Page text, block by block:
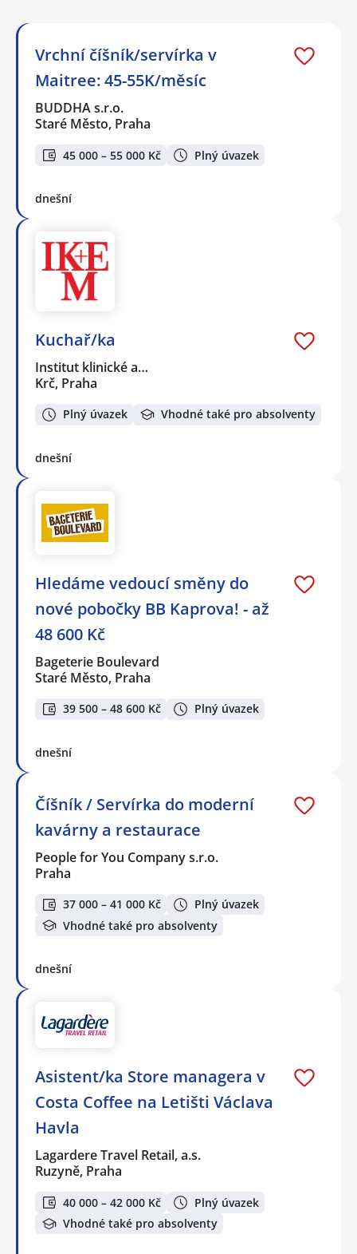
Vrchní číšník/servírka v
Maitree: 45-55K/měsíc
BUDDHA s.r.o.
Staré Město, Praha
45 000 – 55 000 Kč Plný úvazek
dnešní
Kuchař/ka
Institut klinické a…
Krč, Praha
Plný úvazek Vhodné také pro absolventy
dnešní
Hledáme vedoucí směny do
nové pobočky BB Kaprova! - až
48 600 Kč
Bageterie Boulevard
Staré Město, Praha
39 500 – 48 600 Kč Plný úvazek
dnešní
Číšník / Servírka do moderní
kavárny a restaurace
People for You Company s.r.o.
Praha
37 000 – 41 000 Kč
Plný úvazek
Vhodné také pro absolventy
dnešní
Asistent/ka Store managera v
Costa Coffee na Letišti Václava
Havla
Lagardere Travel Retail, a.s.
Ruzyně, Praha
40 000 – 42 000 Kč
Plný úvazek
Vhodné také pro absolventy